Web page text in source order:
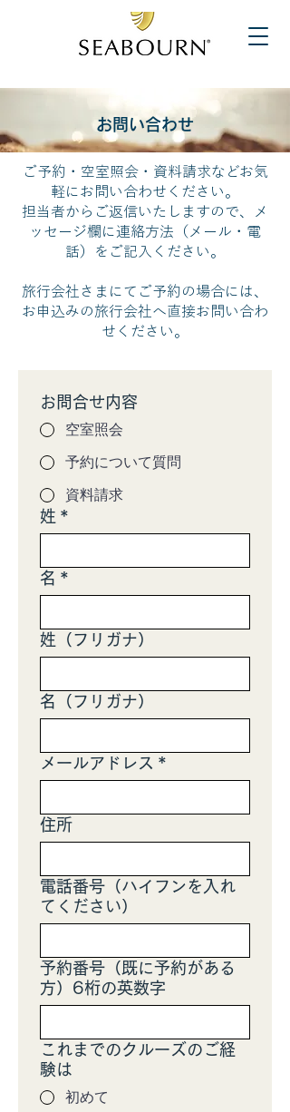
お問い合わせ
ご予約・空室照会・資料請求などお気
軽にお問い合わせください。
担当者からご返信いたしますので、メ
ッセージ欄に連絡方法（メール・電
話）をご記入ください。
旅行会社さまにてご予約の場合には、
お申込みの旅行会社へ直接お問い合わ
せください。
お問合せ内容
空室照会
予約について質問
資料請求
姓 *
名 *
姓（フリガナ）
名（フリガナ）
メールアドレス *
住所
電話番号（ハイフンを入れ
てください）
予約番号（既に予約がある
方）6桁の英数字
これまでのクルーズのご経
験は
初めて